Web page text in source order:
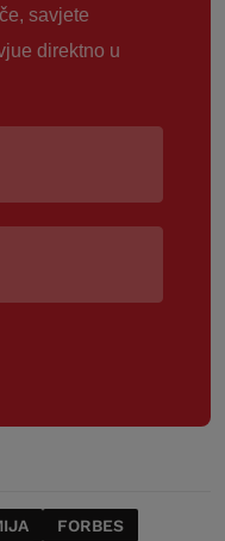
savjete
direktno u
FORBES